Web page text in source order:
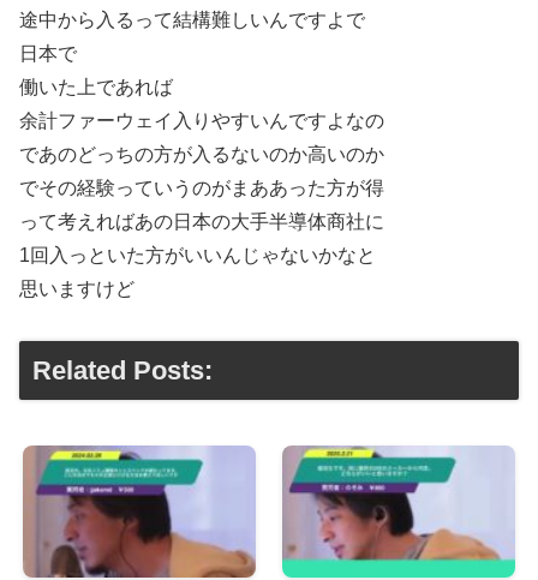
途中から入るって結構難しいんですよで
日本で
働いた上であれば
余計ファーウェイ入りやすいんですよなの
であのどっちの方が入るないのか高いのか
でその経験っていうのがまああった方が得
って考えればあの日本の大手半導体商社に
1回入っといた方がいいんじゃないかなと
思いますけど
Related Posts: